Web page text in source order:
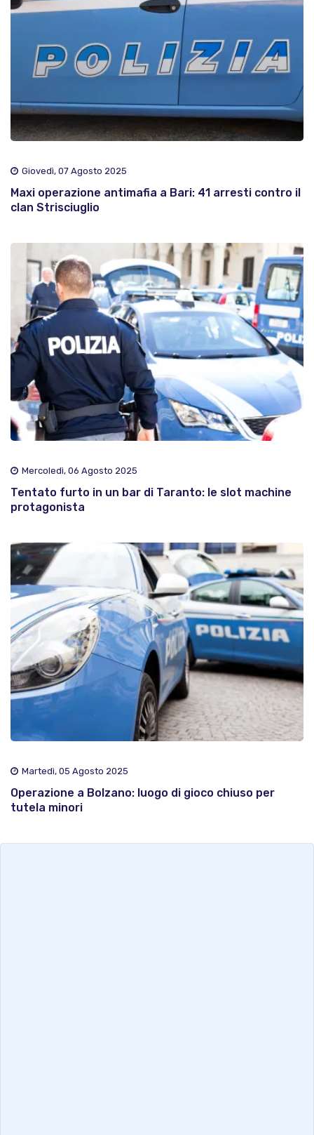
Giovedì, 07 Agosto 2025
Maxi operazione antimafia a Bari: 41 arresti contro il
clan Strisciuglio
Mercoledì, 06 Agosto 2025
Tentato furto in un bar di Taranto: le slot machine
protagonista
Martedì, 05 Agosto 2025
Operazione a Bolzano: luogo di gioco chiuso per
tutela minori